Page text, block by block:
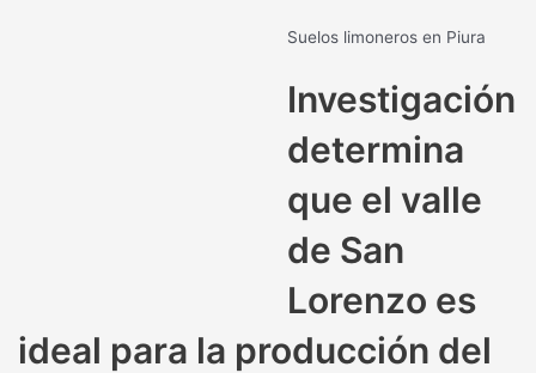
Suelos limoneros en Piura
Investigación
determina
que el valle
de San
Lorenzo es
ideal para la producción del